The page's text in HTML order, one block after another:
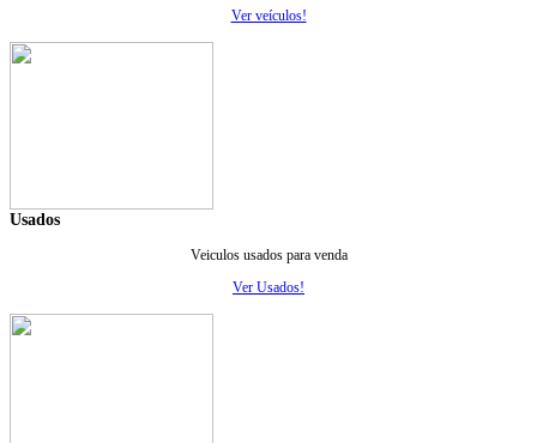
Ver veículos!
Usados
Veiculos usados para venda
Ver Usados!